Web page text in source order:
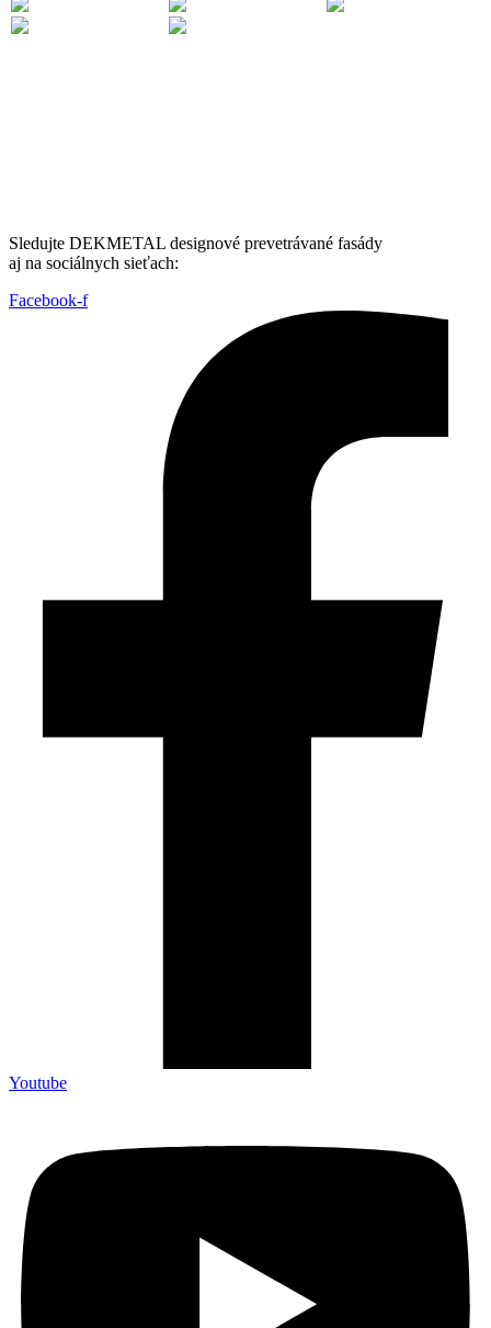
Sledujte DEKMETAL designové prevetrávané fasády
aj na sociálnych sieťach:
Facebook-f
Youtube